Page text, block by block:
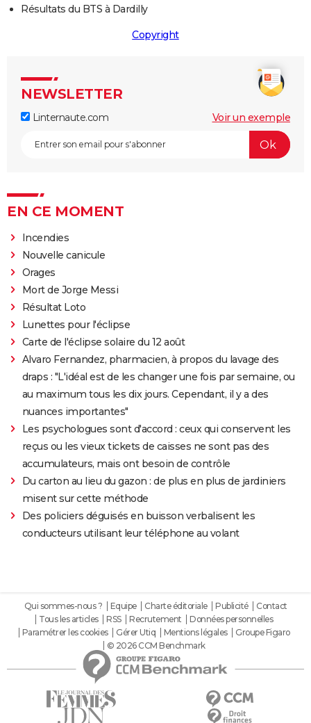
Résultats du BTS à Dardilly
Copyright
NEWSLETTER
Linternaute.com Voir un exemple
EN CE MOMENT
Incendies
Nouvelle canicule
Orages
Mort de Jorge Messi
Résultat Loto
Lunettes pour l'éclipse
Carte de l'éclipse solaire du 12 août
Alvaro Fernandez, pharmacien, à propos du lavage des
draps : "L'idéal est de les changer une fois par semaine, ou
au maximum tous les dix jours. Cependant, il y a des
nuances importantes"
Les psychologues sont d'accord : ceux qui conservent les
reçus ou les vieux tickets de caisses ne sont pas des
accumulateurs, mais ont besoin de contrôle
Du carton au lieu du gazon : de plus en plus de jardiniers
misent sur cette méthode
Des policiers déguisés en buisson verbalisent les
conducteurs utilisant leur téléphone au volant
Qui sommes-nous ? Equipe Charte éditoriale Publicité
Contact
Tous les articles
RSS Recrutement
Données personnelles
Paramétrer les cookies
Gérer Utiq Mentions légales
Groupe Figaro
© 2026 CCM Benchmark